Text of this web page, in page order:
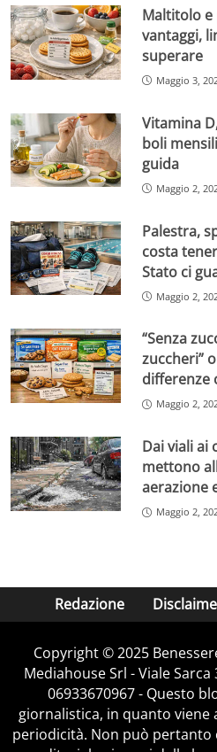
Maltitolo
vantaggi,
superare
Maggio 3,
Vitamina
boli
guida
Maggio 2,
Palestra,
costa
Stato ci
Maggio 2,
“Senza
zuccheri”
differenze
Maggio 2,
Dai viali ai
mettono
aerazione
Maggio 2,
Redazione
Copyright © 2025
Mediahouse Srl - Viale Sarca
06933670967 - Questo
giornalistica, in quanto viene
periodicità. Non può